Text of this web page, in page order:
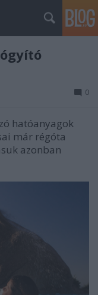
0
hatóanyagok
már régóta
azonban